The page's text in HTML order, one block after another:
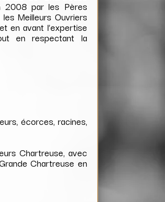
2008 par les Pères
Meilleurs Ouvriers
en avant l’expertise
en respectant la
écorces, racines,
Chartreuse, avec
Chartreuse en